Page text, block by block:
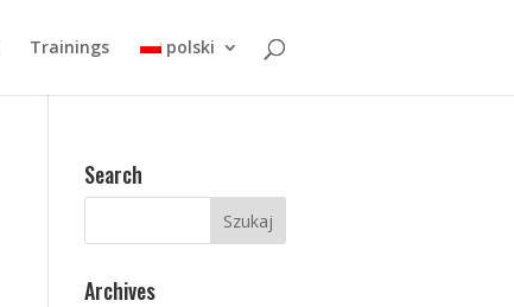
Trainings polski
Search
Archives